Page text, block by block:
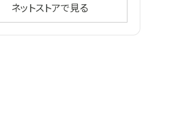
ネットストアで見る